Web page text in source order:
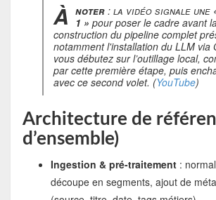
À noter: la vidéo signale une
1 » pour poser le cadre avant
construction du pipeline complet
notamment l'installation du LLM via
vous débutez sur l’outillage local,
par cette première étape, puis
avec ce second volet. (YouTube)
Architecture de
d’ensemble)
Ingestion & pré-traitement:
découpe en segments, ajout de